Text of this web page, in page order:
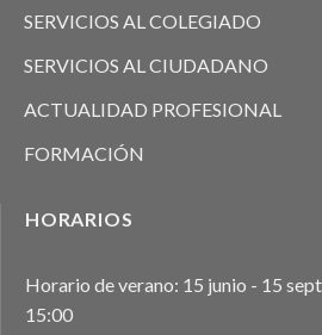
SERVICIOS AL COLEGIADO
SERVICIOS AL CIUDADANO
ACTUALIDAD PROFESIONAL
FORMACIÓN
HORARIOS
Horario de verano: 15 junio - 15
15:00